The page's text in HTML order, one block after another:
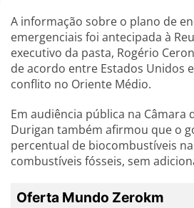
A informação sobre o plano de
emergenciais foi antecipada à
executivo da pasta, Rogério
de acordo entre Estados Unidos
conflito no Oriente Médio.
Em audiência pública na Câmara
Durigan também afirmou que o
percentual de biocombustíveis
combustíveis fósseis, sem